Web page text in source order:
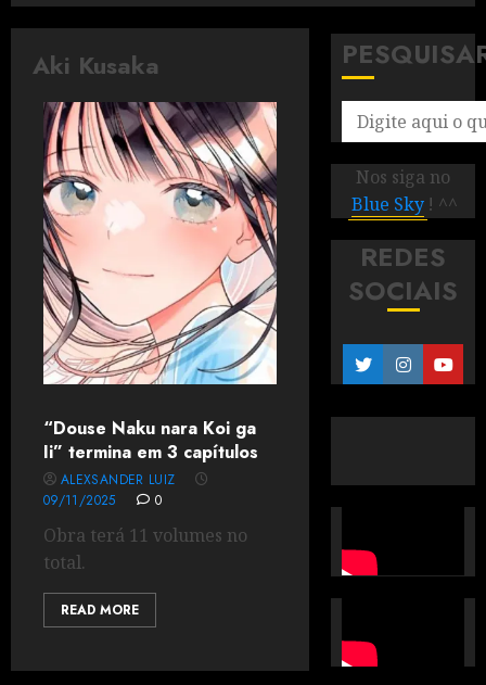
Aki Kusaka
“Douse Naku nara Koi ga
Ii” termina em 3 capítulos
ALEXSANDER LUIZ
09/11/2025
0
Obra terá 11 volumes no
total.
READ MORE
Nos siga no
Blue Sky ! ^^
REDES
SOCIAIS